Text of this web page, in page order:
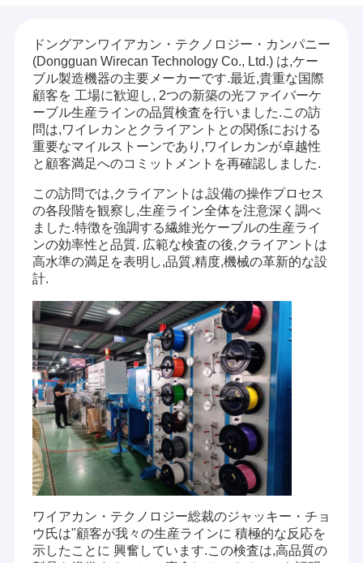
ドングアンワイアカン・テクノロジー・カンパニー
(Dongguan Wirecan Technology Co., Ltd.) は,ケー
ブル製造機器の主要メーカーです.最近,貴重な国際
顧客を 工場に歓迎し, 2つの新築の光ファイバーケ
ーブル生産ラインの品質検査を行いました.この訪
問は,ワイレカンとクライアントとの関係における
重要なマイルストーンであり,ワイレカンが卓越性
と顧客満足へのコミットメントを再確認しました.
この訪問では,クライアントは,設備の操作プロセス
の各段階を観察し,生産ライン全体を注意深く調べ
ました.特徴を強調する繊維光ケーブルの生産ライ
ンの効率性と品質. 広範な検査の後,クライアントは
高水準の満足を表明し,品質,精度,機械の革新的な設
計.
ワイアカン・テクノロジー総裁のジャッキー・チョ
ウ氏は"顧客が我々の生産ラインに 積極的な反応を
示したことに 興奮しています.この検査は,高品質の